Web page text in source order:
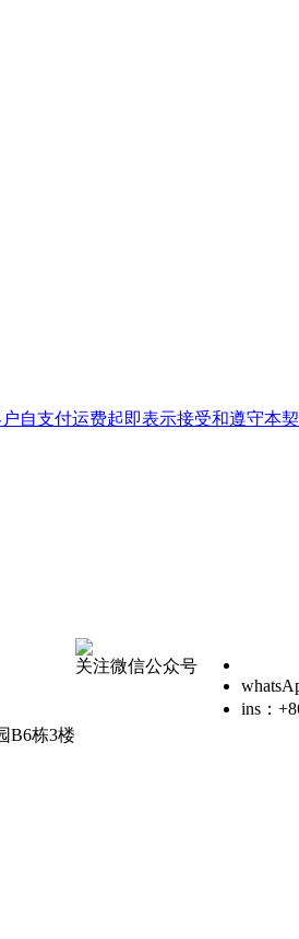
自支付运费起即表示接受和遵守本契
B6栋3楼
关注微信公众号
ins：